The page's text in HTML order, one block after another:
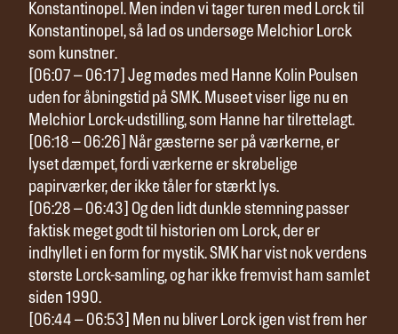
Konstantinopel. Men inden vi tager turen med Lorck til
Konstantinopel, så lad os undersøge Melchior Lorck
som kunstner.
[06:07 – 06:17] Jeg mødes med Hanne Kolin Poulsen
uden for åbningstid på SMK. Museet viser lige nu en
Melchior Lorck-udstilling, som Hanne har tilrettelagt.
[06:18 – 06:26] Når gæsterne ser på værkerne, er
lyset dæmpet, fordi værkerne er skrøbelige
papirværker, der ikke tåler for stærkt lys.
[06:28 – 06:43] Og den lidt dunkle stemning passer
faktisk meget godt til historien om Lorck, der er
indhyllet i en form for mystik. SMK har vist nok verdens
største Lorck-samling, og har ikke fremvist ham samlet
siden 1990.
[06:44 – 06:53] Men nu bliver Lorck igen vist frem her